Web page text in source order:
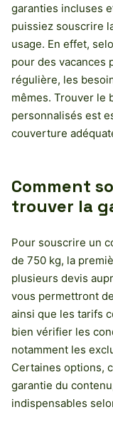
garanties incluses
puissiez souscrire
usage. En effet,
pour des vacances
régulière, les
mêmes. Trouver le
personnalisés est
couverture
Comment
trouver la
Pour souscrire un
de 750 kg, la
plusieurs devis
vous permettront
ainsi que les tarifs
bien vérifier les
notamment les
Certaines options,
garantie du
indispensables